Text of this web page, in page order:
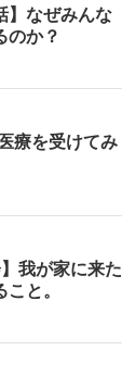
】なぜみんな
のか？
療を受けてみ
我が家に来た
と。